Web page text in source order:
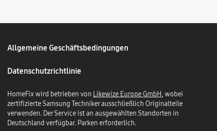
Allgemeine Geschäftsbedingungen
Datenschutzrichtlinie
HomeFix wird betrieben von Likewize Europe GmbH, wobei
zertifizierte Samsung Techniker ausschließlich Originalteile
verwenden. Der Service ist an ausgewählten Standorten in
Deutschland verfügbar. Parken erforderlich.